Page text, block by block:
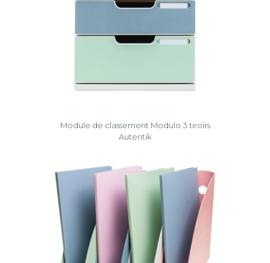
Module de classement Modulo 3 tiroirs
Autentik